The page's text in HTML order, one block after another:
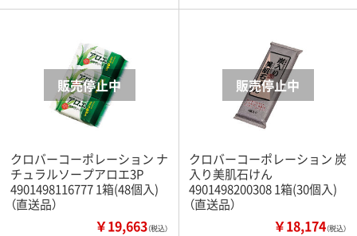
クロバーコーポレーション ナ
チュラルソープアロエ3P
4901498116777 1箱(48個入)
（直送品）
￥19,663（税込）
クロバーコーポレーション 炭
入り美肌石けん
4901498200308 1箱(30個入)
（直送品）
￥18,174（税込）